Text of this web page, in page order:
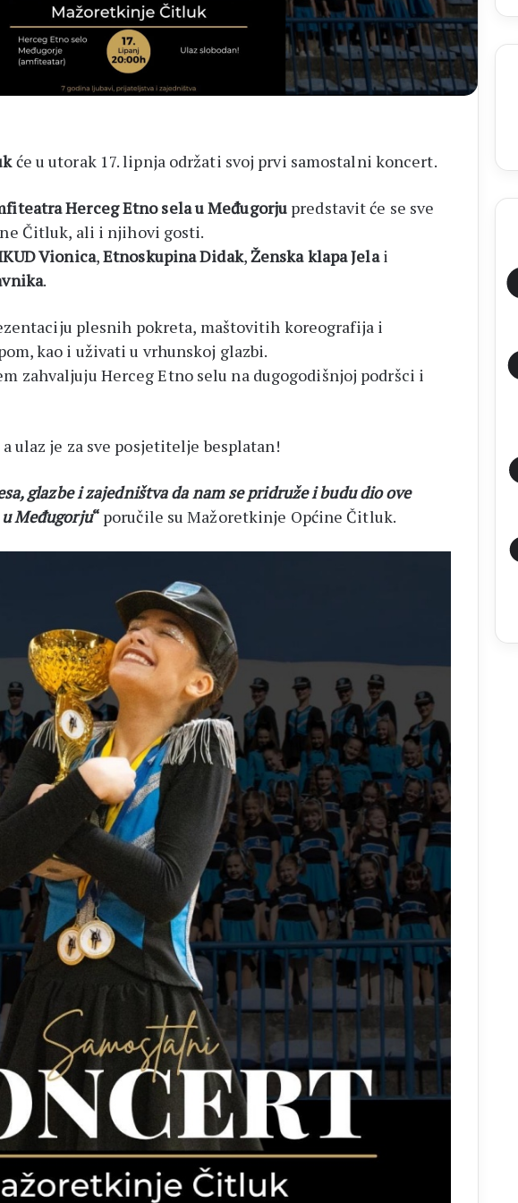
će u utorak 17. lipnja održati svoj prvi samostalni koncert.
Herceg Etno sela u Međugorju predstavit će se sve
Čitluk, ali i njihovi gosti.
Vionica,Etnoskupina Didak,Ženska klapa Jelai
.
plesnih pokreta, maštovitih koreografija i
kao i uživati u vrhunskoj glazbi.
zahvaljuju Herceg Etno selu na dugogodišnjoj podršci i
ulaz je za sve posjetitelje besplatan!
glazbe i zajedništva da nam se pridruže i budu dio ove
Međugorju“poručile su Mažoretkinje Općine Čitluk.